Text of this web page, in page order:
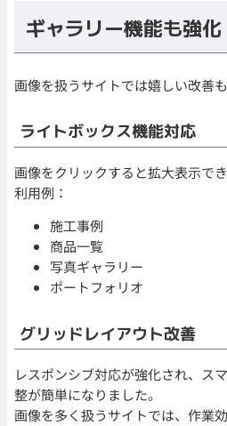
ギャラリー機能も強化
画像を扱うサイトでは嬉しい改善も
ライトボックス機能対応
画像をクリックすると拡大表示で
利用例：
施工事例
商品一覧
写真ギャラリー
ポートフォリオ
グリッドレイアウト改善
レスポンシブ対応が強化され、ス
整が簡単になりました。
画像を多く扱うサイトでは、作業